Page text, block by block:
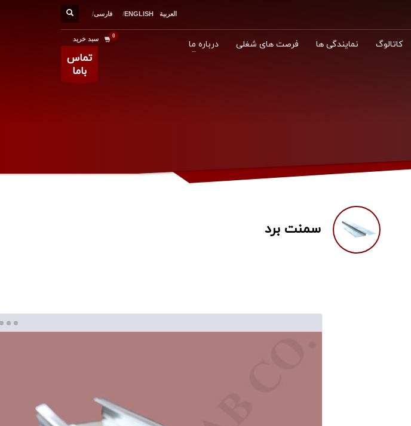
فارسی ENGLISH العربية
کاتالوگ نمایندگی ها فرصت های شغلی
درباره ما
سبد خرید
تماس
باما
سمنت برد